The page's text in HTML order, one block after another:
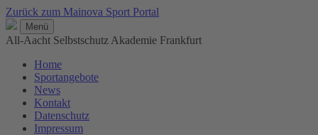
Zurück zum Mainova Sport Portal
Menü
All-Aacht Selbstschutz Akademie Frankfurt
Home
Sportangebote
News
Kontakt
Datenschutz
Impressum